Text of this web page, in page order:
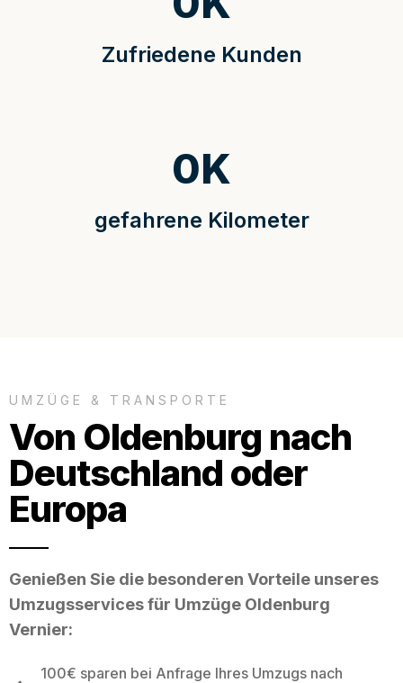
Zufriedene Kunden
gefahrene Kilometer
0K
UMZÜGE & TRANSPORTE
Von Oldenburg nach
Deutschland oder
Europa
Genießen Sie die besonderen Vorteile unseres
Umzugsservices für Umzüge Oldenburg
Vernier:
100€ sparen bei Anfrage Ihres Umzugs nach